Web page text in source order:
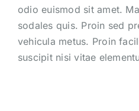
odio euismod sit amet.
sodales quis. Proin sed
vehicula metus. Proin
suscipit nisi vitae